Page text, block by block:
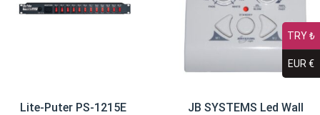
​Lite-Puter PS-1215E
JB SYSTEMS Led Wall
TRY ₺
EUR €